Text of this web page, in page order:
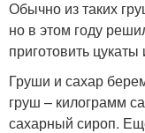
Обычно из таких
но в этом году
приготовить
Груши и сахар
груш – килограмм
сахарный сироп.